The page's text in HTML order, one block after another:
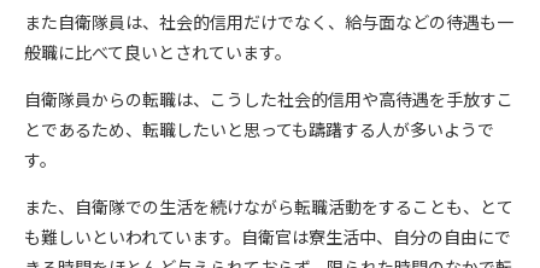
また自衛隊員は、社会的信用だけでなく、給与面などの待遇も一
般職に比べて良いとされています。
自衛隊員からの転職は、こうした社会的信用や高待遇を手放すこ
とであるため、転職したいと思っても躊躇する人が多いようで
す。
また、自衛隊での生活を続けながら転職活動をすることも、とて
も難しいといわれています。自衛官は寮生活中、自分の自由にで